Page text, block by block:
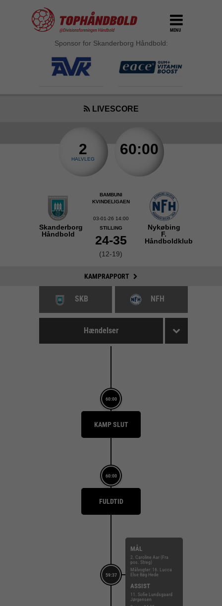
MENU
Sponsor for Skanderborg Håndbold:
LIVESCORE
2
HALVLEG
60:00
Skanderborg
Håndbold
BAMBUNI
KVINDELIGAEN
03-01-26 14:00
STILLING
24-35
(12-19)
Nykøbing
F.
Håndboldklub
KAMPRAPPORT
SKB NFH
Hændelser
60:00
KAMP SLUT
60:00
FULDTID
59:37
MÅL
2. Caroline Aar (Fra
pos. Streg)
Målvogter: 16. Lucca
Else Bøg Hede
ASSIST
11. Sofie Lundsgaard
Jørgensen